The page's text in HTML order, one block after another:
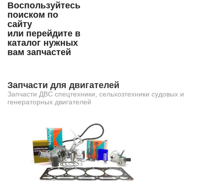
Воспользуйтесь
поиском по
сайту
или перейдите в
каталог нужных
вам запчастей
Запчасти для двигателей
Запчасти ДВС спецтехники, сельхозтехники судовых и
генераторных двигателей